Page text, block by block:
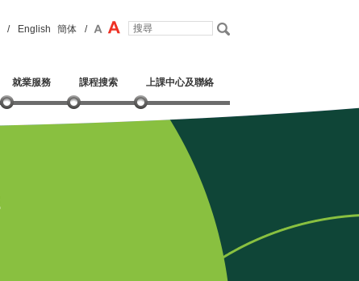
/ English 簡体 /
就業服務 課程搜索 上課中心及聯絡